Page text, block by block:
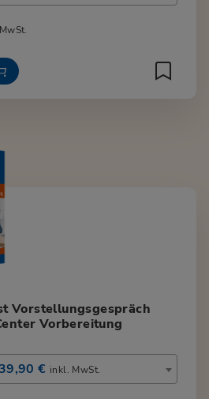
Vorstellungsgespräch
Vorbereitung
39,90 € inkl. MwSt.